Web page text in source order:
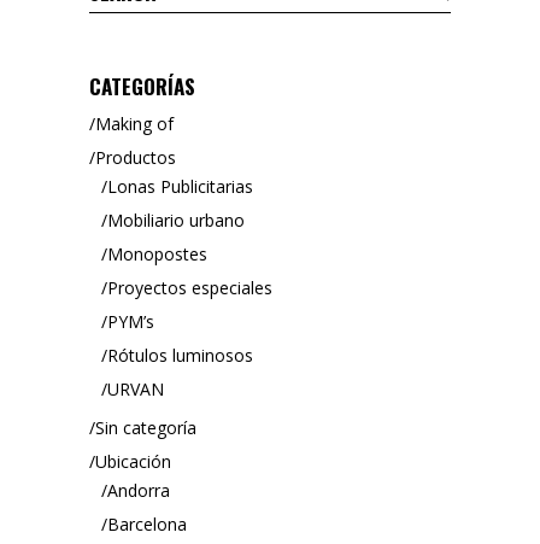
for:
CATEGORÍAS
Making of
Productos
Lonas Publicitarias
Mobiliario urbano
Monopostes
Proyectos especiales
PYM’s
Rótulos luminosos
URVAN
Sin categoría
Ubicación
Andorra
Barcelona